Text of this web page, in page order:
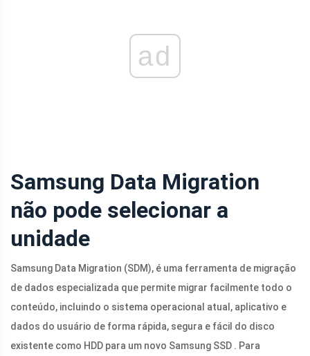
ad
Samsung Data Migration
não pode selecionar a
unidade
Samsung Data Migration (SDM), é uma ferramenta de migração
de dados especializada que permite migrar facilmente todo o
conteúdo, incluindo o sistema operacional atual, aplicativo e
dados do usuário de forma rápida, segura e fácil do disco
existente como HDD para um novo Samsung SSD . Para